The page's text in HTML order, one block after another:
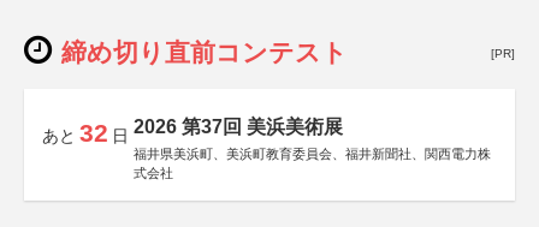
締め切り直前コンテスト [PR]
あと 32 日 2026 第37回 美浜美術展
福井県美浜町、美浜町教育委員会、福井新聞社、関西電力株
式会社